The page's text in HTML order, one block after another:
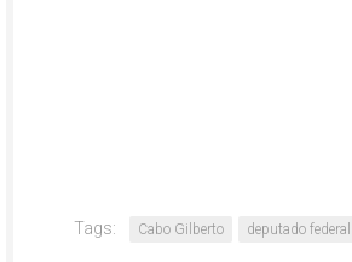
Tags: Cabo Gilberto deputado federal